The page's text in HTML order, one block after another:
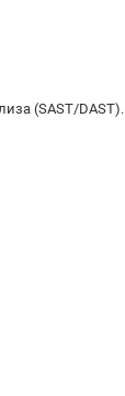
(SAST/DAST).